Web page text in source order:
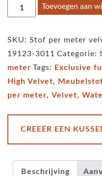
Stof
per
leaves
-
coral
aantal
Toevoegen aan
SKU: Stof per meter
19123-3011 Categorie:
meter Tags: Exclusive
High Velvet,
per meter, Velvet,
CREEËR EEN
Beschrijving